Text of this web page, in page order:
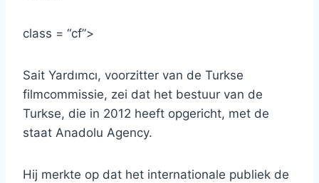
class = “cf”>
Sait Yardımcı, voorzitter van de Turkse
filmcommissie, zei dat het bestuur van de
Turkse, die in 2012 heeft opgericht, met de
staat Anadolu Agency.
Hij merkte op dat het internationale publiek de